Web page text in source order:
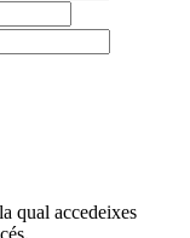
qual accedeixes